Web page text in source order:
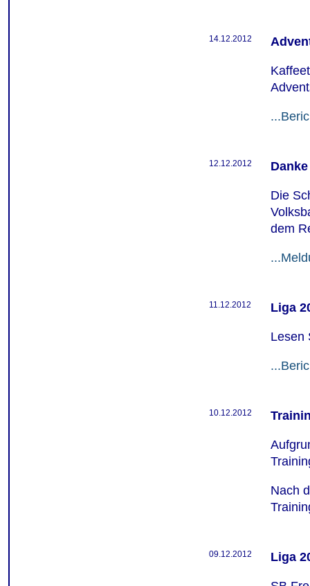
14.12.2012
12.12.2012
Die
dem
11.12.2012 Liga
Lesen
10.12.2012
Nach
09.12.2012 Liga